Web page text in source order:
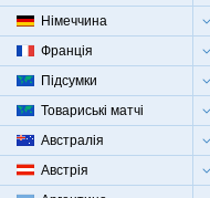
Німеччина
Франція
Підсумки
Товариські матчі
Австралія
Австрія